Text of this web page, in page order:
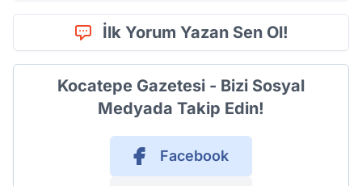
İlk Yorum Yazan Sen Ol!
Kocatepe Gazetesi - Bizi Sosyal
Medyada Takip Edin!
Facebook